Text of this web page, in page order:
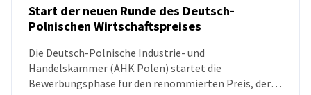
Start der neuen Runde des Deutsch-
Polnischen Wirtschaftspreises
Die Deutsch-Polnische Industrie- und
Handelskammer (AHK Polen) startet die
Bewerbungsphase für den renommierten Preis, der